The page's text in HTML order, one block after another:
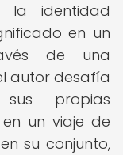
la identidad
en un
de una
autor desafía
propias
un viaje de
su conjunto,